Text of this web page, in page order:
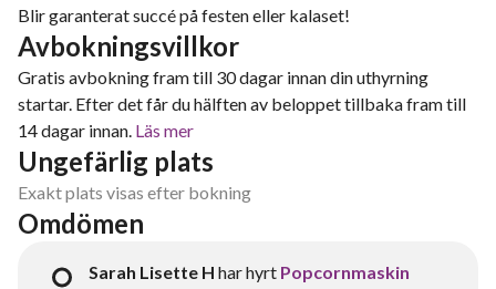
Blir garanterat succé på festen eller kalaset!
Avbokningsvillkor
Gratis avbokning fram till 30 dagar innan din uthyrning
startar. Efter det får du hälften av beloppet tillbaka fram till
14 dagar innan. Läs mer
Ungefärlig plats
Exakt plats visas efter bokning
Omdömen
Sarah Lisette H har hyrt Popcornmaskin